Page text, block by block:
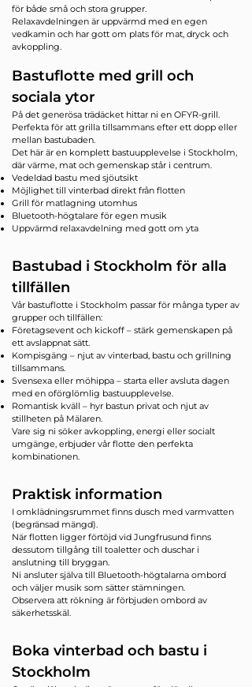
för både små och stora grupper.
Relaxavdelningen är uppvärmd med en egen
vedkamin och har gott om plats för mat, dryck och
avkoppling.
Bastuflotte med grill och
sociala ytor
På det generösa trädäcket hittar ni en OFYR-grill.
Perfekta för att grilla tillsammans efter ett dopp eller
mellan bastubaden.
Det här är en komplett bastuupplevelse i Stockholm,
där värme, mat och gemenskap står i centrum.
Vedeldad bastu med sjöutsikt
Möjlighet till vinterbad direkt från flotten
Grill för matlagning utomhus
Bluetooth-högtalare för egen musik
Uppvärmd relaxavdelning med gott om yta
Bastubad i Stockholm för alla
tillfällen
Vår bastuflotte i Stockholm passar för många typer av
grupper och tillfällen:
Företagsevent och kickoff – stärk gemenskapen på
ett avslappnat sätt.
Kompisgäng – njut av vinterbad, bastu och grillning
tillsammans.
Svensexa eller möhippa – starta eller avsluta dagen
med en oförglömlig bastuupplevelse.
Romantisk kväll – hyr bastun privat och njut av
stillheten på Mälaren.
Vare sig ni söker avkoppling, energi eller socialt
umgänge, erbjuder vår flotte den perfekta
kombinationen.
Praktisk information
I omklädningsrummet finns dusch med varmvatten
(begränsad mängd).
När flotten ligger förtöjd vid Jungfrusund finns
dessutom tillgång till toaletter och duschar i
anslutning till bryggan.
Ni ansluter själva till Bluetooth-högtalarna ombord
och väljer musik som sätter stämningen.
Observera att rökning är förbjuden ombord av
säkerhetsskäl.
Boka vinterbad och bastu i
Stockholm